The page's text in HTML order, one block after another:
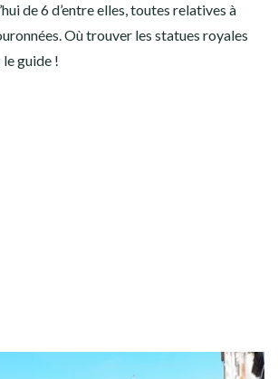
de 6 d’entre elles, toutes relatives à
Où trouver les statues royales
le guide !